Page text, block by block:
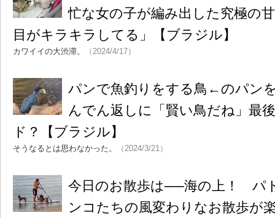
忙な女の子が編み出した究極の
目がキラキラしてる」【ブラジル】
カワイイの大渋滞。 （2024/4/17）
パンで魚釣りをする鳥←のパン
んでん返しに「賢い鳥だね」最
ド？【ブラジル】
そうなるとは思わなかった。 （2024/3/21）
今日のお散歩は──海の上！ パ
ンコたちの風変わりなお散歩が